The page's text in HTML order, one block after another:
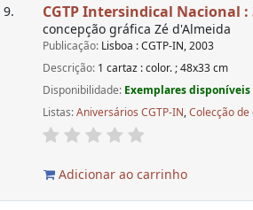
9. CGTP Intersindical Nacional
concepção gráfica Zé d'Almeida
Publicação: Lisboa : CGTP-IN, 2003
Descrição: 1 cartaz : color. ; 48x33 cm
Disponibilidade: Exemplares
Listas:Aniversários CGTP-IN,Colecção de
Adicionar ao carrinho